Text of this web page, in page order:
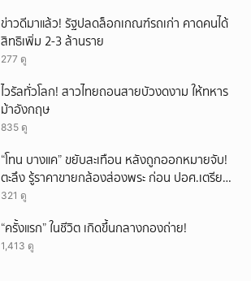
ข่าวดีมาแล้ว! รัฐปลดล็อกเกณฑ์รถเก่า คาดคนได้
สิทธิเพิ่ม 2-3 ล้านราย
277 ดู
ไวรัลทั่วโลก! สาวไทยถอนสายบัวงดงาม ให้ทหาร
ม้าอังกฤษ
835 ดู
“โทน บางแค” ขยับสะเทือน หลังถูกออกหมายจับ!
ตะลึง รู้ราคาขายกล้องส่องพระ ก่อน ปอศ.เตรียม
บุกรวบ?
321 ดู
“ครั้งแรก” ในชีวิต เกิดขึ้นกลางกองถ่าย!
1,413 ดู